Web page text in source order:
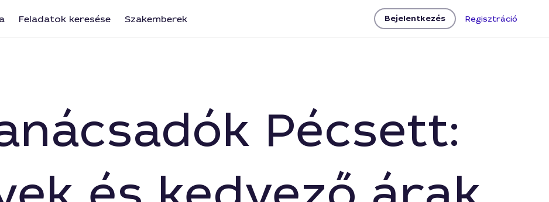
Feladatok keresése Szakemberek Bejelentkezés Regisztráció
Pécsett: